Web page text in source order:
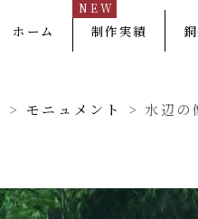
ホーム 制作実績
NEW
> モニュメント > 水辺の